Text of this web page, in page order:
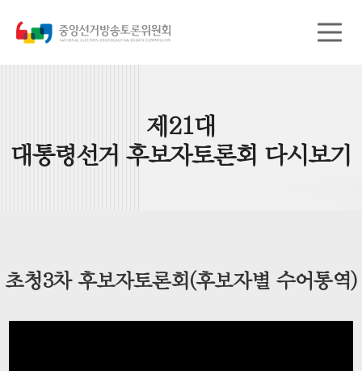
제21대
대통령선거 후보자토론회 다시보기
초청3차 후보자토론회(후보자별 수어통역)